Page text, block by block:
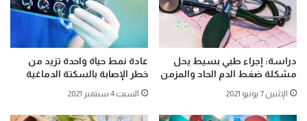
دراسة: إجراء طبي بسيط يحل
مشكلة ضغط الدم الحاد والمزمن
الإثنين 7 يونيو 2021
عادة نمط حياة واحدة تزيد من
خطر الإصابة بالسكتة الدماغية
السبت 4 سبتمبر 2021